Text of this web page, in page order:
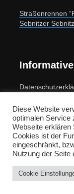
Straßenrennen
Sebnitzer
Umsetzung und
BB MediaNet
Copyright ©
Diese Website
optimalen Service
Webseite erklären
Cookies ist der
eingeschränkt,
Nutzung der Seite
Cookie